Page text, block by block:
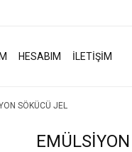
HESABIM İLETİŞİM
SÖKÜCÜ JEL